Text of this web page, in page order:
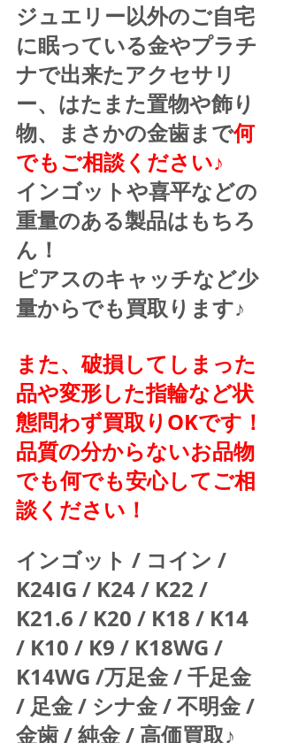
ジュエリー以外のご自宅
に眠っている金やプラチ
ナで出来たアクセサリ
ー、はたまた置物や飾り
物、まさかの金歯まで何
でもご相談ください♪
インゴットや喜平などの
重量のある製品はもちろ
ん！
ピアスのキャッチなど少
量からでも買取ります♪
また、破損してしまった
品や変形した指輪など状
態問わず買取りOKです！
品質の分からないお品物
でも何でも安心してご相
談ください！
インゴット / コイン /
K24IG / K24 / K22 /
K21.6 / K20 / K18 / K14
/ K10 / K9 / K18WG /
K14WG /万足金 / 千足金
/ 足金 / シナ金 / 不明金 /
金歯 / 純金 / 高価買取♪